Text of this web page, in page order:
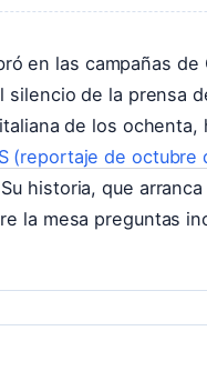
en las campañas
silencio de la prensa
de los
(reportaje de octubre
historia, que
la mesa preguntas